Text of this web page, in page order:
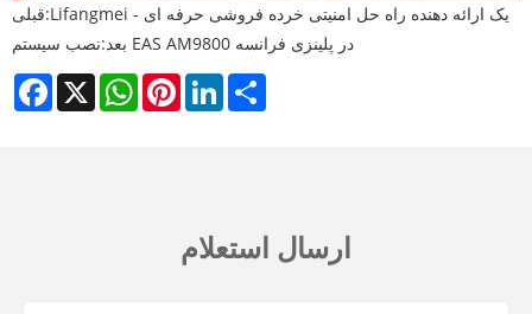
قبلی:
Lifangmei - یک ارائه دهنده راه حل امنیتی خرده فروشی حرفه ای
بعد:
نصب سیستم EAS AM9800 در پلینزی فرانسه
Facebook
X WhatsAppPinterestLinkedIn
ارسال استعلام